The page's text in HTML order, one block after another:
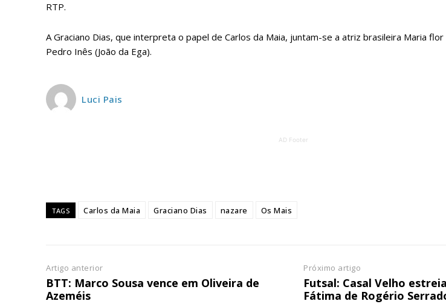
€
Acesso ao conteúdo online
RTP.
A Graciano Dias, que interpreta o papel de Carlos da Maia, juntam-se a atriz brasileira Maria flor
Pedro Inês (João da Ega).
Luci Pais
AD Footer
TAGS Carlos da Maia Graciano Dias nazare Os Mais
Artigo anterior
BTT: Marco Sousa vence em Oliveira de
Azeméis
Próximo artigo
Futsal: Casal Velho
Fátima de Rogério